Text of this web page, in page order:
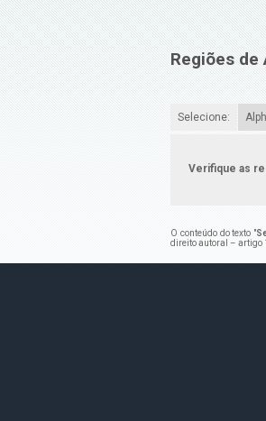
Regiões
Selecione:
Verifique as
O conteúdo do texto "
direito autoral – artigo